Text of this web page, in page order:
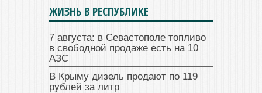
ЖИЗНЬ В РЕСПУБЛИКЕ
7 августа: в Севастополе топливо
в свободной продаже есть на 10
АЗС
В Крыму дизель продают по 119
рублей за литр